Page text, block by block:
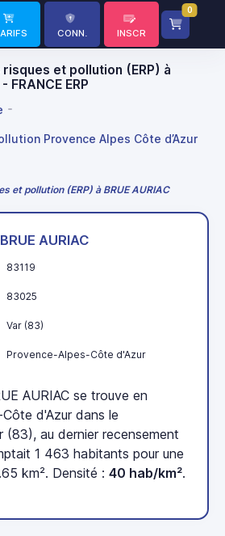
CONN. INSCR
0
et pollution (ERP) à
FRANCE ERP
Provence Alpes Côte d’Azur
et pollution (ERP) à BRUE AURIAC
BRUE AURIAC
83119
83025
Var (83)
Provence-Alpes-Côte d'Azur
AURIAC se trouve en
d'Azur dans le
(83), au dernier recensement
1 463 habitants pour une
km². Densité : 40 hab/km².